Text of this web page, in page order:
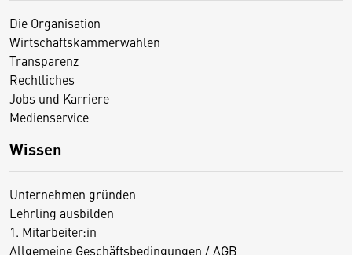
Die Organisation
Wirtschaftskammerwahlen
Transparenz
Rechtliches
Jobs und Karriere
Medienservice
Wissen
Unternehmen gründen
Lehrling ausbilden
1. Mitarbeiter:in
Allgemeine Geschäftsbedingungen / AGB